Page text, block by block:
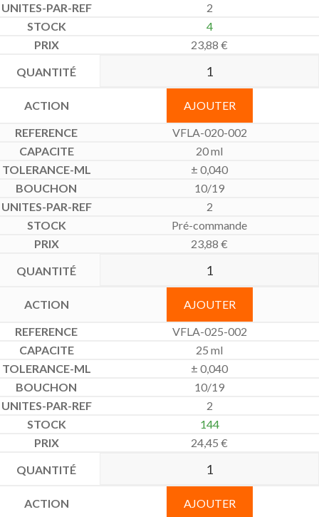
2
4
23,88 €
AJOUTER
VFLA-020-002
20 ml
± 0,040
10/19
2
Pré-commande
23,88 €
AJOUTER
VFLA-025-002
25 ml
± 0,040
10/19
2
144
24,45 €
AJOUTER